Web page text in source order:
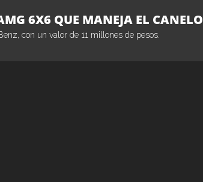
6X6 QUE MANEJA EL CANELO
con un valor de 11 millones de pesos.